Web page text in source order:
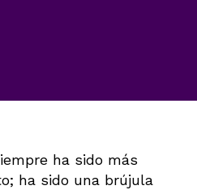
ha sido más
ha sido una brújula